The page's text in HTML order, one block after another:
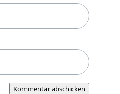
Kommentar abschicken